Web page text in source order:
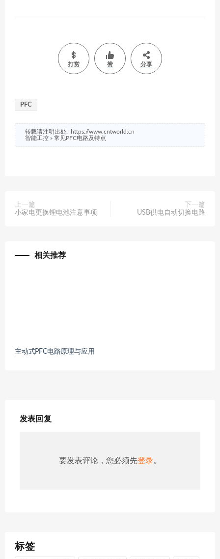
打赏 赞 分享
PFC
转载请注明出处:
https://www.cntworld.cn
智能工控 » 常见PFC电路及特点
上一篇
小家电更换锂电池注意事项
下一篇
USB供电自动切换电路
相关推荐
主动式PFC电路原理与应用
发表回复
要发表评论，您必须先登录。
标签